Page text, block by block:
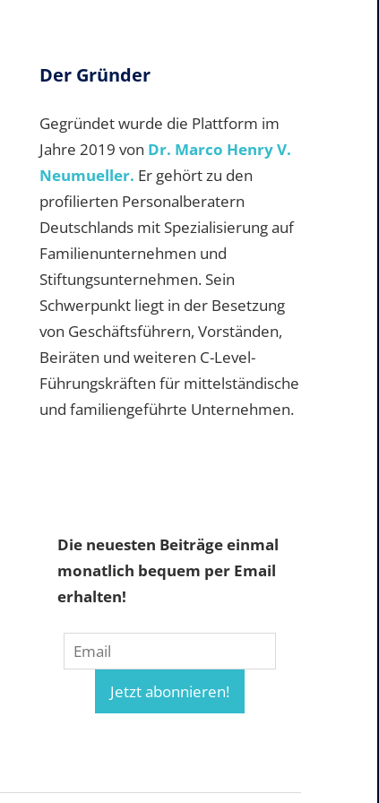
Der Gründer
Gegründet wurde die Plattform im
Jahre 2019 von Dr. Marco Henry V.
Neumueller. Er gehört zu den
profilierten Personalberatern
Deutschlands mit Spezialisierung auf
Familienunternehmen und
Stiftungsunternehmen. Sein
Schwerpunkt liegt in der Besetzung
von Geschäftsführern, Vorständen,
Beiräten und weiteren C-Level-
Führungskräften für mittelständische
und familiengeführte Unternehmen.
Die neuesten Beiträge einmal
monatlich bequem per Email
erhalten!